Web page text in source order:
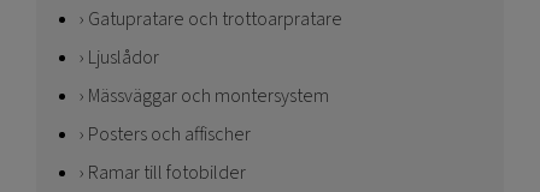
Gatupratare och trottoarpratare
Ljuslådor
Mässväggar och montersystem
Posters och affischer
Ramar till fotobilder